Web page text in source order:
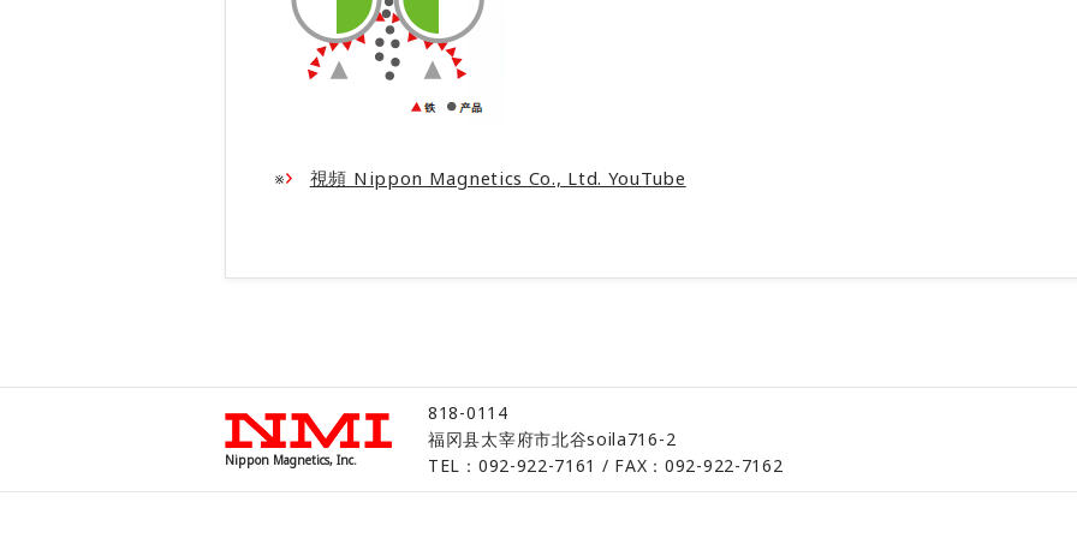
※ 視頻 Nippon Magnetics Co., Ltd. YouTube
Nippon Magnetics, Inc.
818-0114
福冈县太宰府市北谷soila716-2
TEL：092-922-7161 / FAX：092-922-7162